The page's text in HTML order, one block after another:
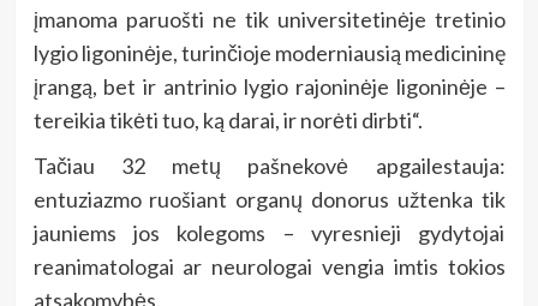
įmanoma paruošti ne tik universitetinėje tretinio
lygio ligoninėje, turinčioje moderniausią medicininę
įrangą, bet ir antrinio lygio rajoninėje ligoninėje –
tereikia tikėti tuo, ką darai, ir norėti dirbti“.
Tačiau 32 metų pašnekovė apgailestauja:
entuziazmo ruošiant organų donorus užtenka tik
jauniems jos kolegoms – vyresnieji gydytojai
reanimatologai ar neurologai vengia imtis tokios
atsakomybės.